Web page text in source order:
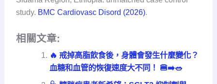
study. BMC Cardiovasc Disord (2026).
相關文章:
🔥 戒掉高脂飲食後，身體會發生什麼變化？
血糖和血管的恢復速度大不同！ 🍔➡️🥗